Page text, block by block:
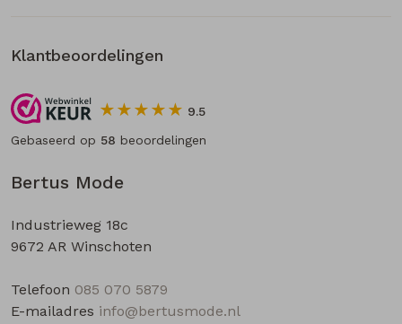
Bertus Mode
Industrieweg 18c
9672 AR Winschoten
Telefoon 085 070 5879
E-mailadres info@bertusmode.nl
Klantbeoordelingen
9.5
Gebaseerd op 58 beoordelingen